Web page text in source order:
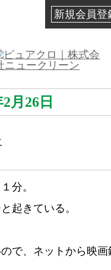
新規会員登
月26日
分。
起きている。
で、ネットから映画